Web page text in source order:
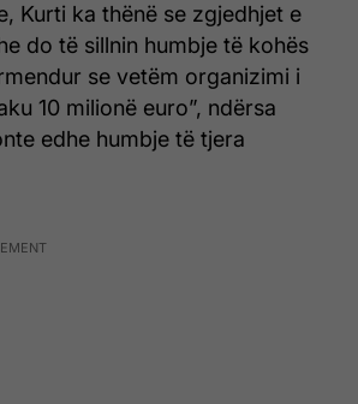
Kurti ka thënë se zgjedhjet e
do të sillnin humbje të kohës
se vetëm organizimi i
10 milionë euro”, ndërsa
edhe humbje të tjera